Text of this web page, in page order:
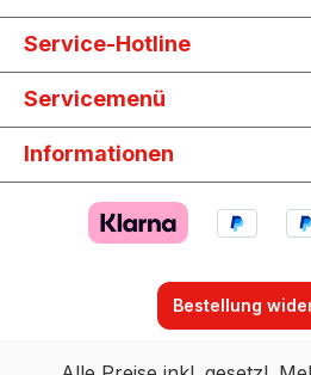
Service-Hotline
Servicemenü
Informationen
Bestellung